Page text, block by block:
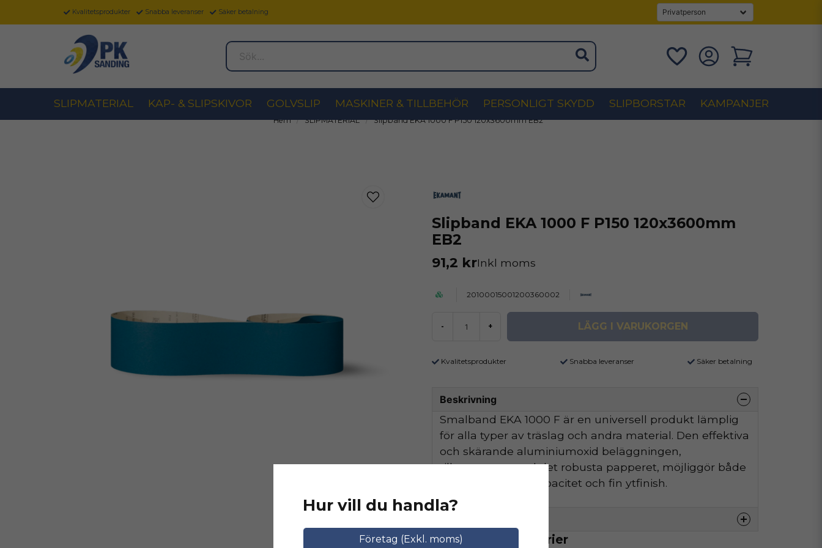
Kvalitetsprodukter Snabba leveranser Säker betalning
Sök...
SLIPMATERIAL KAP- & SLIPSKIVOR GOLVSLIP MASKINER & TILLBEHÖR PERSONLIGT SKYDD SLIPBORSTAR KAMPANJER
Hem SLIPMATERIAL Slipband EKA 1000 F P150 120x3600mm EB2
Slipband EKA 1000 F P150 120x3600mm
EB2
91,2 krInkl moms
20100015001200360002
- + LÄGG I VARUKORGEN
Kvalitetsprodukter Snabba leveranser Säker betalning
Beskrivning
Smalband EKA 1000 F är en universell produkt lämplig
för alla typer av träslag och andra material. Den effektiva
och skärande aluminiumoxid beläggningen,
tillsammans med det robusta papperet, möjliggör både
hög avverkningskapacitet och fin ytfinish.
Relaterade kategorier
Hur vill du handla?
Företag (Exkl. moms)